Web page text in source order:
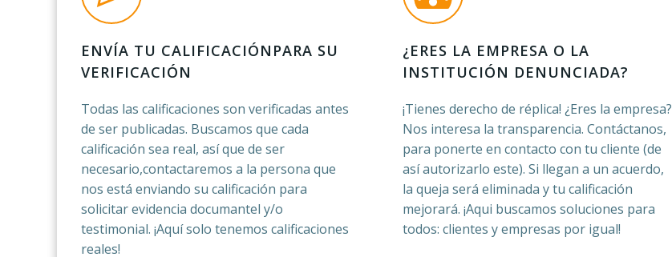
ENVÍA TU CALIFICACIÓNPARA SU
VERIFICACIÓN
Todas las calificaciones son verificadas antes
de ser publicadas. Buscamos que cada
calificación sea real, así que de ser
necesario,contactaremos a la persona que
nos está enviando su calificación para
solicitar evidencia documantel y/o
testimonial. ¡Aquí solo tenemos calificaciones
reales!
¿ERES LA EMPRESA O LA
INSTITUCIÓN DENUNCIADA?
¡Tienes derecho de réplica! ¿Eres la empresa?
Nos interesa la transparencia. Contáctanos,
para ponerte en contacto con tu cliente (de
así autorizarlo este). Si llegan a un acuerdo,
la queja será eliminada y tu calificación
mejorará. ¡Aqui buscamos soluciones para
todos: clientes y empresas por igual!